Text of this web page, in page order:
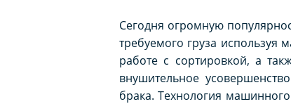
Сегодня огромную
требуемого груза
работе с сортировкой, а
внушительное
брака. Технология